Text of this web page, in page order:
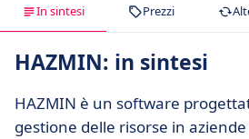
In sintesi Prezzi
HAZMIN: in sintesi
HAZMIN è un software
gestione delle risorse in